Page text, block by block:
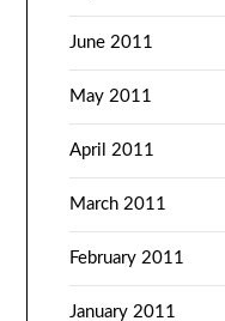
June 2011
May 2011
April 2011
March 2011
February 2011
January 2011